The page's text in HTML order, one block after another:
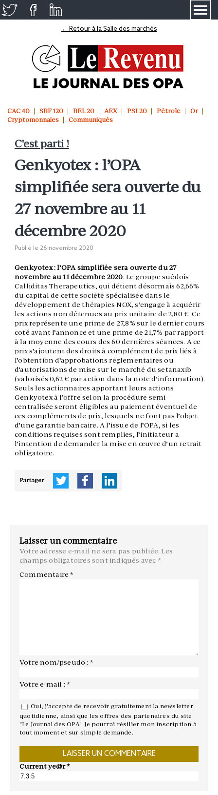
← Retour à la Salle des marchés
CAC 40 SBF 120 BEL 20 AEX PSI 20 Pétrole
Or
Cryptomonnaies
Communiqués
C'est parti !
Genkyotex : l’OPA
simplifiée sera ouverte du
27 novembre au 11
décembre 2020
Publié le 26 novembre 2020
Genkyotex : l’OPA simplifiée sera ouverte du 27
novembre au 11 décembre 2020. Le groupe suédois
Calliditas Therapeutics, qui détient désormais 62,66%
du capital de cette société spécialisée dans le
développement de thérapies NOX, s’engage à acquérir
les actions non détenues au prix unitaire de 2,80 €. Ce
prix représente une prime de 27,8% sur le dernier cours
coté avant l’annonce et une prime de 21,7% par rapport
à la moyenne des cours des 60 dernières séances. A ce
prix s’ajoutent des droits à complément de prix liés à
l’obtention d’approbations réglementaires ou
d’autorisations de mise sur le marché du setanaxib
(valorisés 0,62 € par action dans la note d’information).
Seuls les actionnaires apportant leurs actions
Genkyotex à l’offre selon la procédure semi-
centralisée seront éligibles au paiement éventuel de
ces compléments de prix, lesquels ne font pas l’objet
d’une garantie bancaire. A l’issue de l’OPA, si les
conditions requises sont remplies, l’initiateur a
l’intention de demander la mise en œuvre d’un retrait
obligatoire.
Partager
Laisser un commentaire
Votre adresse e-mail ne sera pas publiée. Les
champs obligatoires sont indiqués avec *
Commentaire*
Votre nom/pseudo : *
Votre e-mail : *
Oui, j'accepte de recevoir gratuitement la newsletter
quotidienne, ainsi que les offres des partenaires du site
"Le Journal des OPA". Je pourrai résilier mon inscription à
tout moment et sur simple demande.
Current ye@r*